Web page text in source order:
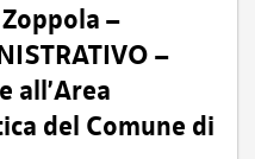
–
–
all’Area
del Comune di